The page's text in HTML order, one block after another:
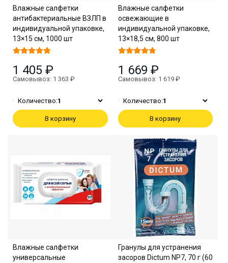
Влажные салфетки
антибактериальные ВЗЛП в
индивидуальной упаковке,
13×15 см, 1000 шт
1 405 ₽
Самовывоз: 1 363 ₽
Количество:1
В корзину
Влажные салфетки
освежающие в
индивидуальной упаковке,
13×18,5 см, 800 шт
1 669 ₽
Самовывоз: 1 619 ₽
Количество:1
В корзину
Влажные салфетки
универсальные
Гранулы для устранения
засоров Dictum NP7, 70 г (60